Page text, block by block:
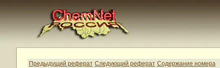
Предыдущий реферат Следующий реферат Содержание номера